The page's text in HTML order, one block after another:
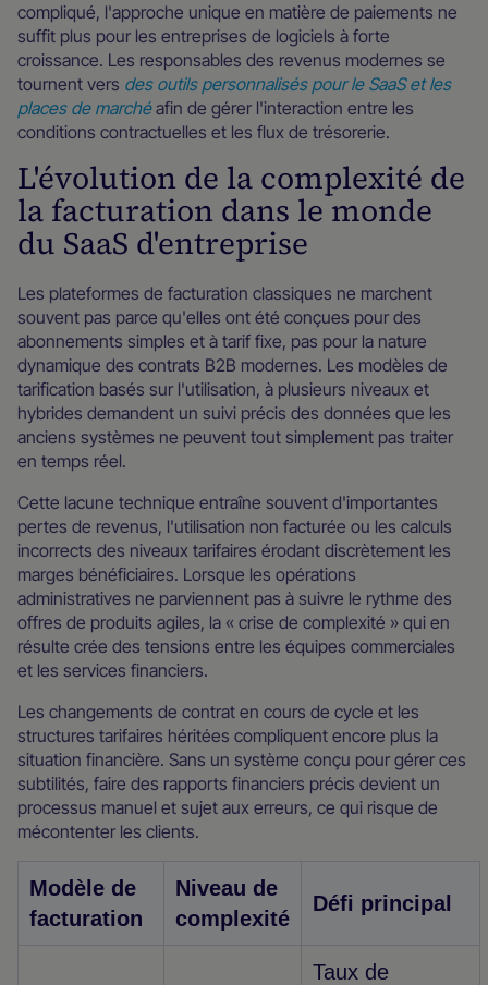
compliqué, l'approche unique en matière de paiements ne
suffit plus pour les entreprises de logiciels à forte
croissance. Les responsables des revenus modernes se
tournent vers des outils personnalisés pour le SaaS et les
places de marchéafin de gérer l'interaction entre les
conditions contractuelles et les flux de trésorerie.
L'évolution de la complexité de
la facturation dans le monde
du SaaS d'entreprise
Les plateformes de facturation classiques ne marchent
souvent pas parce qu'elles ont été conçues pour des
abonnements simples et à tarif fixe, pas pour la nature
dynamique des contrats B2B modernes. Les modèles de
tarification basés sur l'utilisation, à plusieurs niveaux et
hybrides demandent un suivi précis des données que les
anciens systèmes ne peuvent tout simplement pas traiter
en temps réel.
Cette lacune technique entraîne souvent d'importantes
pertes de revenus, l'utilisation non facturée ou les calculs
incorrects des niveaux tarifaires érodant discrètement les
marges bénéficiaires. Lorsque les opérations
administratives ne parviennent pas à suivre le rythme des
offres de produits agiles, la « crise de complexité » qui en
résulte crée des tensions entre les équipes commerciales
et les services financiers.
Les changements de contrat en cours de cycle et les
structures tarifaires héritées compliquent encore plus la
situation financière. Sans un système conçu pour gérer ces
subtilités, faire des rapports financiers précis devient un
processus manuel et sujet aux erreurs, ce qui risque de
mécontenter les clients.
Modèle de
facturation
Niveau de
complexité
Défi principal
Taux de